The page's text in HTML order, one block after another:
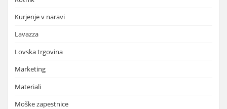
Kurjenje v naravi
Lavazza
Lovska trgovina
Marketing
Materiali
Moške zapestnice